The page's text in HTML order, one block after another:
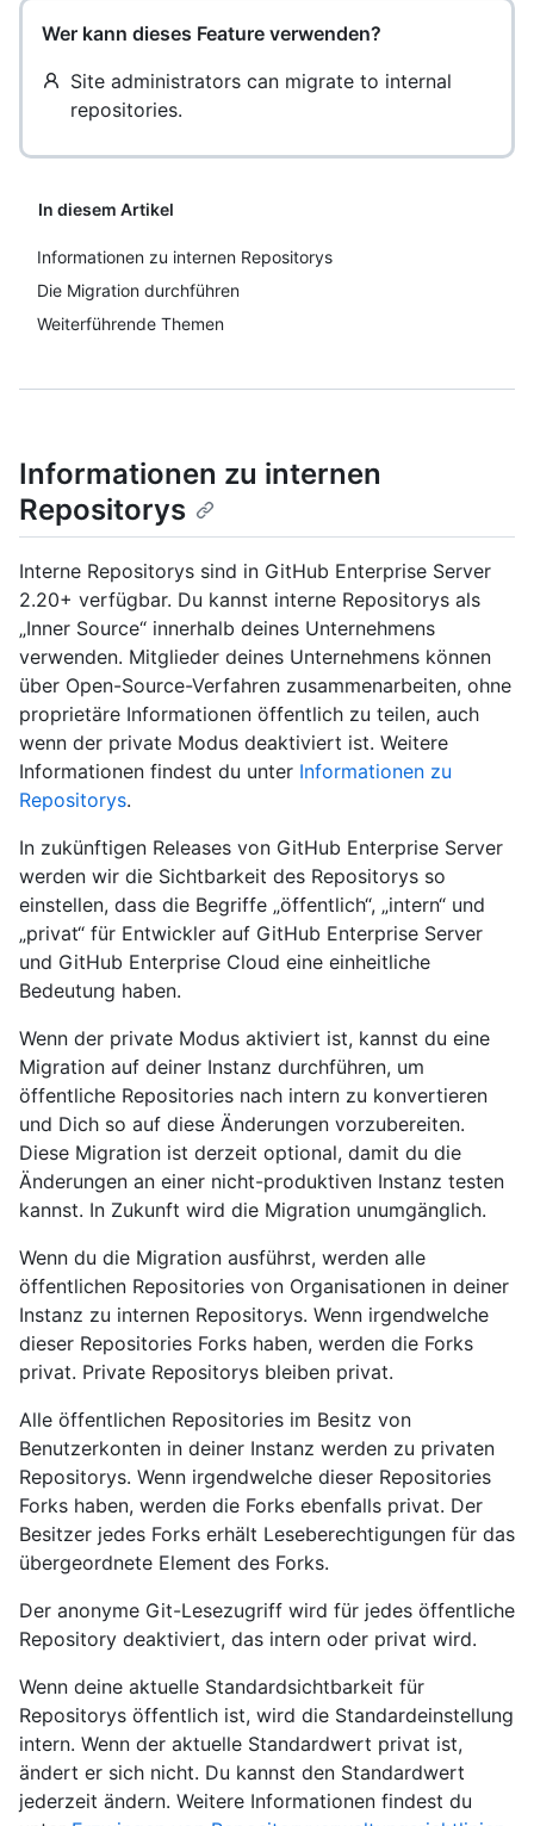
Wer kann dieses Feature verwenden?
Site administrators can migrate to internal
repositories.
In diesem Artikel
Informationen zu internen Repositorys
Die Migration durchführen
Weiterführende Themen
Informationen zu internen
Repositorys
Interne Repositorys sind in GitHub Enterprise Server
2.20+ verfügbar. Du kannst interne Repositorys als
„Inner Source“ innerhalb deines Unternehmens
verwenden. Mitglieder deines Unternehmens können
über Open-Source-Verfahren zusammenarbeiten, ohne
proprietäre Informationen öffentlich zu teilen, auch
wenn der private Modus deaktiviert ist. Weitere
Informationen findest du unter Informationen zu
Repositorys.
In zukünftigen Releases von GitHub Enterprise Server
werden wir die Sichtbarkeit des Repositorys so
einstellen, dass die Begriffe „öffentlich“, „intern“ und
„privat“ für Entwickler auf GitHub Enterprise Server
und GitHub Enterprise Cloud eine einheitliche
Bedeutung haben.
Wenn der private Modus aktiviert ist, kannst du eine
Migration auf deiner Instanz durchführen, um
öffentliche Repositories nach intern zu konvertieren
und Dich so auf diese Änderungen vorzubereiten.
Diese Migration ist derzeit optional, damit du die
Änderungen an einer nicht-produktiven Instanz testen
kannst. In Zukunft wird die Migration unumgänglich.
Wenn du die Migration ausführst, werden alle
öffentlichen Repositories von Organisationen in deiner
Instanz zu internen Repositorys. Wenn irgendwelche
dieser Repositories Forks haben, werden die Forks
privat. Private Repositorys bleiben privat.
Alle öffentlichen Repositories im Besitz von
Benutzerkonten in deiner Instanz werden zu privaten
Repositorys. Wenn irgendwelche dieser Repositories
Forks haben, werden die Forks ebenfalls privat. Der
Besitzer jedes Forks erhält Leseberechtigungen für das
übergeordnete Element des Forks.
Der anonyme Git-Lesezugriff wird für jedes öffentliche
Repository deaktiviert, das intern oder privat wird.
Wenn deine aktuelle Standardsichtbarkeit für
Repositorys öffentlich ist, wird die Standardeinstellung
intern. Wenn der aktuelle Standardwert privat ist,
ändert er sich nicht. Du kannst den Standardwert
jederzeit ändern. Weitere Informationen findest du